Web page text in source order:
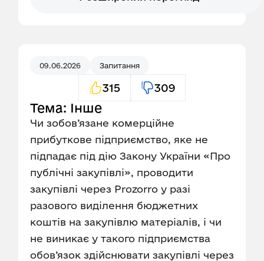
09.06.2026 Запитання
315 309
Тема: Інше
Чи зобов’язане комерційне
прибуткове підприємство, яке не
підпадає під дію Закону України «Про
публічні закупівлі», проводити
закупівлі через Prozorro у разі
разового виділення бюджетних
коштів на закупівлю матеріалів, і чи
не виникає у такого підприємства
обов’язок здійснювати закупівлі через